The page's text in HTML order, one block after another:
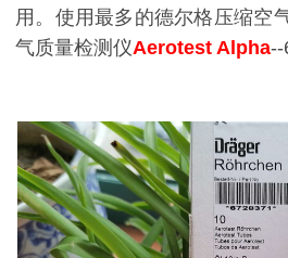
用。使用最多的德尔格压缩空
气质量检测仪Aerotest Alpha--